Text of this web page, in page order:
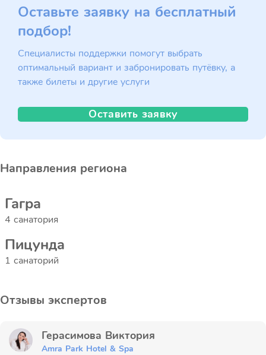
Оставьте заявку на бесплатный
подбор!
Специалисты поддержки помогут выбрать
оптимальный вариант и забронировать путёвку, а
также билеты и другие услуги
Оставить заявку
Направления региона
Гагра
4 санатория
Пицунда
1 санаторий
Отзывы экспертов
Герасимова Виктория
Amra Park Hotel & Spa